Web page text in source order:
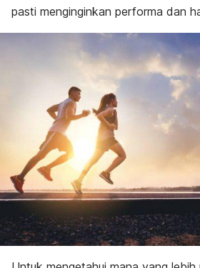
pasti menginginkan performa dan